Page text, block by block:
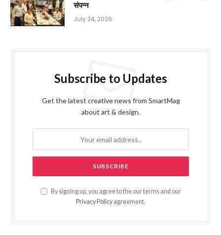
संपन्न
July 24, 2026
Subscribe to Updates
Get the latest creative news from SmartMag
about art & design.
By signing up, you agree to the our terms and our
Privacy Policy agreement.